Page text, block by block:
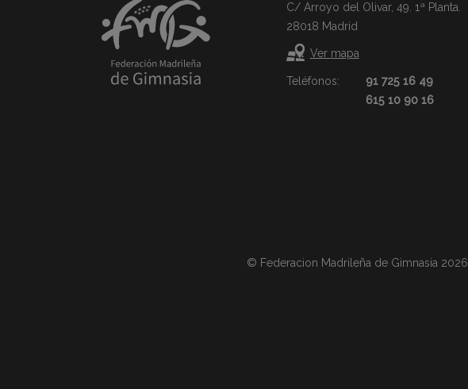
C/ Arroyo del Olivar, 49. 1ª Planta.
28018 Madrid
Ver mapa
Teléfonos:
91 725 16 49
615 10 90 16
© Federacion Madrileña de Gimnasia 2026